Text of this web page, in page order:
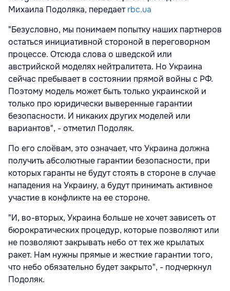
Михаила Подоляка, передаетrbc.ua
"Безусловно, мы понимаем попытку наших партнеров
остаться инициативной стороной в переговорном
процессе. Отсюда слова о шведской или
австрийской моделях нейтралитета. Но Украина
сейчас пребывает в состоянии прямой войны с РФ.
Поэтому модель может быть только украинской и
только про юридически выверенные гарантии
безопасности. И никаких других моделей или
вариантов", - отметил Подоляк.
По его слоёвам, это означает, что Украина должна
получить абсолютные гарантии безопасности, при
которых гаранты не будут стоять в стороне в случае
нападения на Украину, а будут принимать активное
участие в конфликте на ее стороне.
"И, во-вторых, Украина больше не хочет зависеть от
бюрократических процедур, которые позволяют или
не позволяют закрывать небо от тех же крылатых
ракет. Нам нужны прямые и жесткие гарантии того,
что небо обязательно будет закрыто", - подчеркнул
Подоляк.